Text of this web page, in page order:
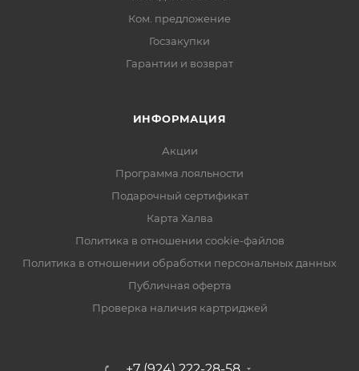
Ком. предложение
Госзакупки
Гарантии и возврат
ИНФОРМАЦИЯ
Акции
Программа лояльности
Подарочный сертификат
Карта Халва
Политика в отношении cookie-файлов
Политика в отношении обработки персональных данных
Публичная оферта
Проверка наличия картриджей